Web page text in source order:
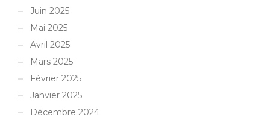
Juin 2025
Mai 2025
Avril 2025
Mars 2025
Février 2025
Janvier 2025
Décembre 2024